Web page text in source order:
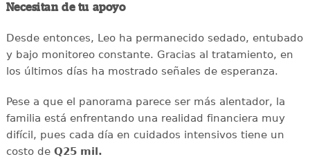
Necesitan de tu apoyo
Desde entonces, Leo ha permanecido sedado, entubado
y bajo monitoreo constante. Gracias al tratamiento, en
los últimos días ha mostrado señales de esperanza.
Pese a que el panorama parece ser más alentador, la
familia está enfrentando una realidad financiera muy
difícil, pues cada día en cuidados intensivos tiene un
costo de Q25 mil.